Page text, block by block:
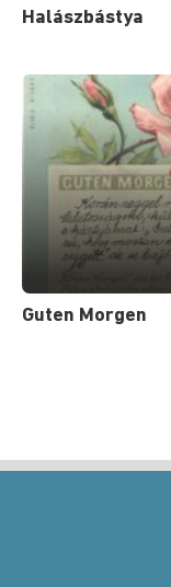
Halászbástya
Guten Morgen